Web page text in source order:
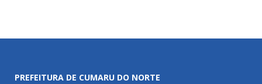
PREFEITURA DE CUMARU DO NORTE